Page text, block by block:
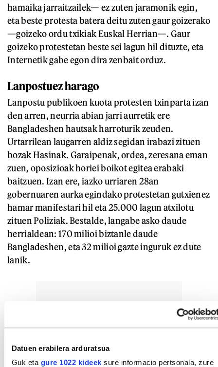
Datuen erabilera arduratsua
Guk eta gure 1022 kideek sure informacio pertsonala, zure
hamaika jarraitzailek— ez zuten jaramonik egin,
eta beste protesta batera deitu zuten gaur goizerako
—goizeko ordu txikiak Euskal Herrian—. Gaur
goizeko protestetan beste sei lagun hil dituzte, eta
Internetik gabe egon dira zenbait orduz.
Lanpostuez harago
Lanpostu publikoen kuota protesten txinparta izan
den arren, neurria abian jarri aurretik ere
Bangladeshen hautsak harroturik zeuden.
Urtarrilean laugarren aldiz segidan irabazi zituen
bozak Hasinak. Garaipenak, ordea, zeresana eman
zuen, oposizioak horiei boikot egitea erabaki
baitzuen. Izan ere, iazko urriaren 28an
gobernuaren aurka egindako protestetan gutxienez
hamar manifestari hil eta 25.000 lagun atxilotu
zituen Poliziak. Bestalde, langabe asko daude
herrialdean: 170 milioi biztanle daude
Bangladeshen, eta 32 milioi gazte inguruk ez dute
lanik.